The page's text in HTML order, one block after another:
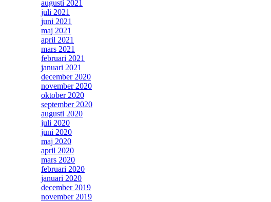
augusti 2021
juli 2021
juni 2021
maj 2021
april 2021
mars 2021
februari 2021
januari 2021
december 2020
november 2020
oktober 2020
september 2020
augusti 2020
juli 2020
juni 2020
maj 2020
april 2020
mars 2020
februari 2020
januari 2020
december 2019
november 2019